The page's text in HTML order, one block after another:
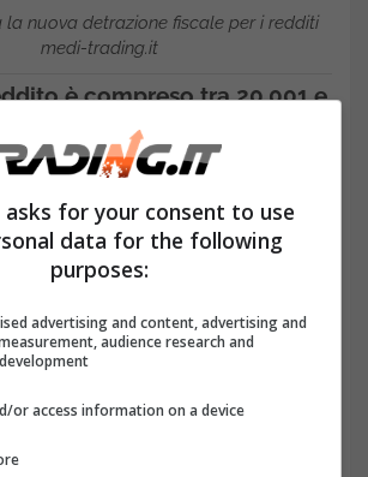
la nuova detrazione fiscale per i redditi
medi-trading.it
è compreso tra 20.001 e
, hai diritto a una
di 1.000 euro.
il tuo reddito è tra 32.001 e
, l’importo della detrazione si
fino ad
for your consent to use
data for the following
purposes:
advertising and content, advertising and
audience research and
or access information on a device